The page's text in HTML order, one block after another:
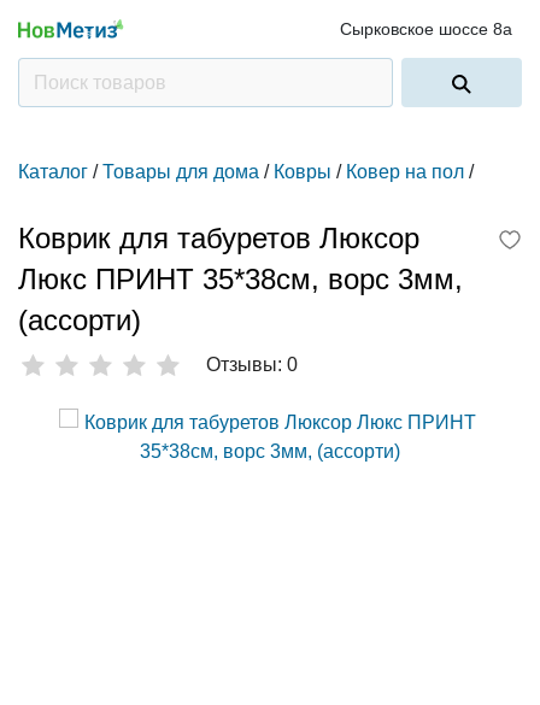
Сырковское шоссе 8а
Каталог / Товары для дома / Ковры / Ковер на пол /
Коврик для табуретов Люксор
Люкс ПРИНТ 35*38см, ворс 3мм,
(ассорти)
Отзывы: 0